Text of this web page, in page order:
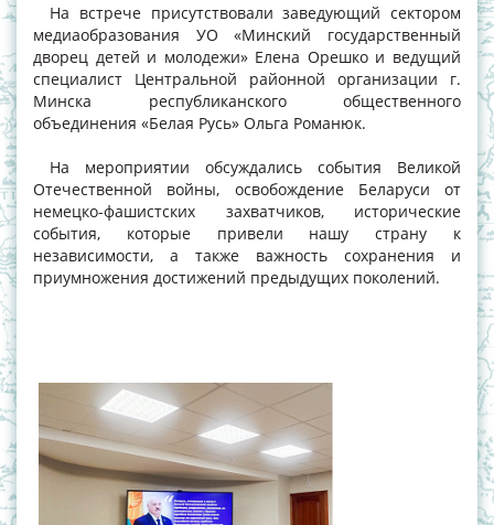
На встрече присутствовали заведующий сектором
медиаобразования УО «Минский государственный
дворец детей и молодежи» Елена Орешко и ведущий
специалист Центральной районной организации г.
Минска республиканского общественного
объединения «Белая Русь» Ольга Романюк.
На мероприятии обсуждались события Великой
Отечественной войны, освобождение Беларуси от
немецко-фашистских захватчиков, исторические
события, которые привели нашу страну к
независимости, а также важность сохранения и
приумножения достижений предыдущих поколений.